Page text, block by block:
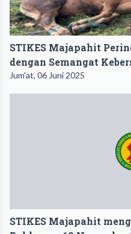
STIKES Majapahit
dengan Semangat
Jum'at, 06 Juni 2025
STIKES Majapahit